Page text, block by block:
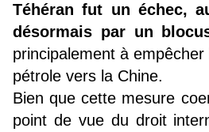
Téhéran fut un échec,
désormais par un
principalement à
pétrole vers la Chine.
Bien que cette mesure
point de vue du droit